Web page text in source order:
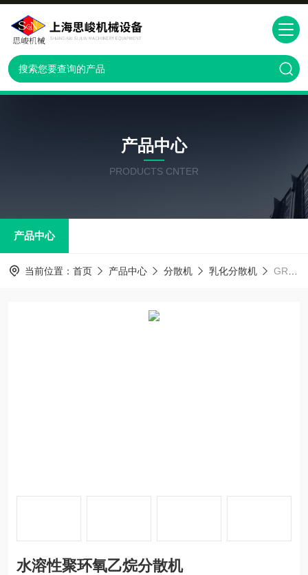
产品中心
PRODUCTS CNTER
产品中心
当前位置： 首页 产品中心 分散机 乳化分散机 GRS2000水溶性聚环氧乙烷分散机
水溶性聚环氧乙烷分散机